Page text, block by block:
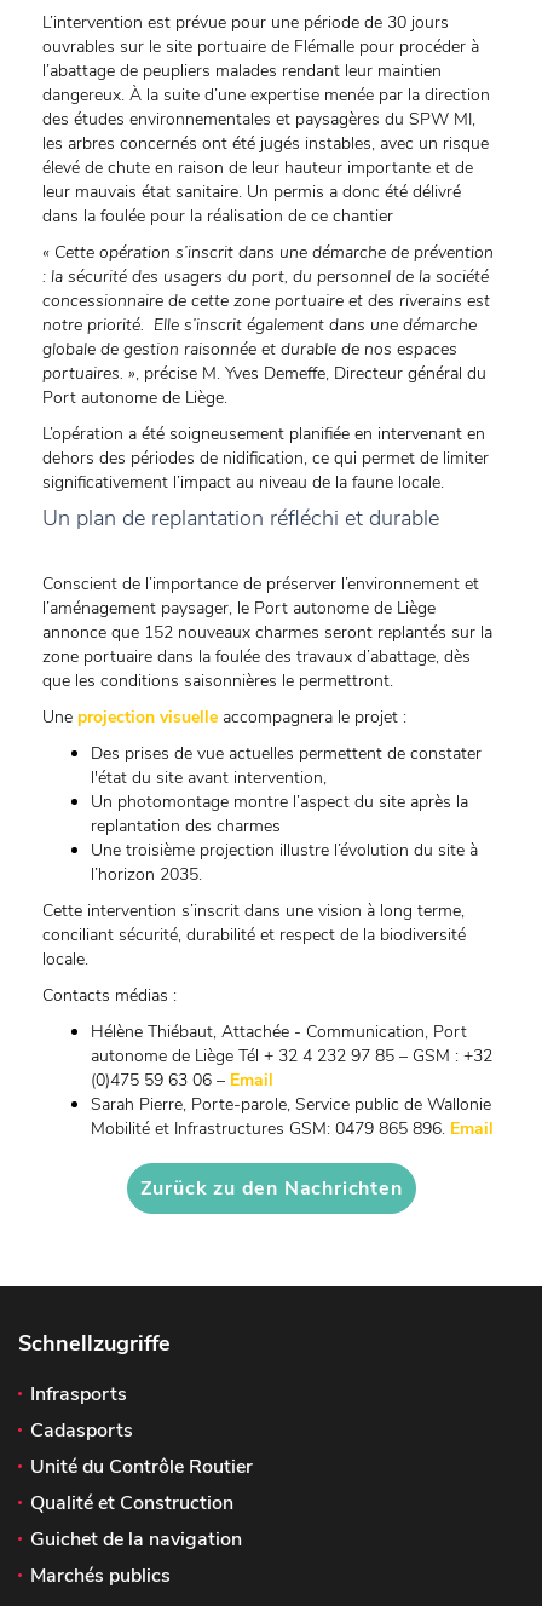
L’intervention est prévue pour une période de 30 jours
ouvrables sur le site portuaire de Flémalle pour procéder à
l’abattage de peupliers malades rendant leur maintien
dangereux. À la suite d’une expertise menée par la direction
des études environnementales et paysagères du SPW MI,
les arbres concernés ont été jugés instables, avec un risque
élevé de chute en raison de leur hauteur importante et de
leur mauvais état sanitaire. Un permis a donc été délivré
dans la foulée pour la réalisation de ce chantier
« Cette opération s’inscrit dans une démarche de prévention
: la sécurité des usagers du port, du personnel de la société
concessionnaire de cette zone portuaire et des riverains est
notre priorité. Elle s’inscrit également dans une démarche
globale de gestion raisonnée et durable de nos espaces
portuaires. », précise M. Yves Demeffe, Directeur général du
Port autonome de Liège.
L’opération a été soigneusement planifiée en intervenant en
dehors des périodes de nidification, ce qui permet de limiter
significativement l’impact au niveau de la faune locale.
Un plan de replantation réfléchi et durable
Conscient de l’importance de préserver l’environnement et
l’aménagement paysager, le Port autonome de Liège
annonce que 152 nouveaux charmes seront replantés sur la
zone portuaire dans la foulée des travaux d’abattage, dès
que les conditions saisonnières le permettront.
Une projection visuelle accompagnera le projet :
Des prises de vue actuelles permettent de constater
l'état du site avant intervention,
Un photomontage montre l’aspect du site après la
replantation des charmes
Une troisième projection illustre l’évolution du site à
l’horizon 2035.
Cette intervention s’inscrit dans une vision à long terme,
conciliant sécurité, durabilité et respect de la biodiversité
locale.
Contacts médias :
Hélène Thiébaut, Attachée - Communication, Port
autonome de Liège Tél + 32 4 232 97 85 – GSM : +32
(0)475 59 63 06 – Email
Sarah Pierre, Porte-parole, Service public de Wallonie
Mobilité et Infrastructures GSM: 0479 865 896. Email
Zurück zu den Nachrichten
Schnellzugriffe
Infrasports
Cadasports
Unité du Contrôle Routier
Qualité et Construction
Guichet de la navigation
Marchés publics